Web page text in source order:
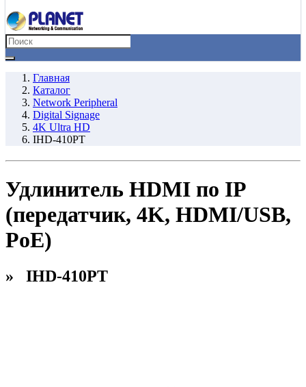
Главная
Каталог
Network Peripheral
Digital Signage
4K Ultra HD
IHD-410PT
Удлинитель HDMI по IP
(передатчик, 4K, HDMI/USB,
PoE)
» IHD-410PT